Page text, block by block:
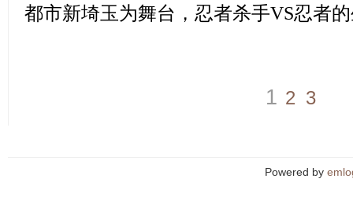
都市新埼玉为舞台，忍者杀手VS忍者
1 2 3
Powered by